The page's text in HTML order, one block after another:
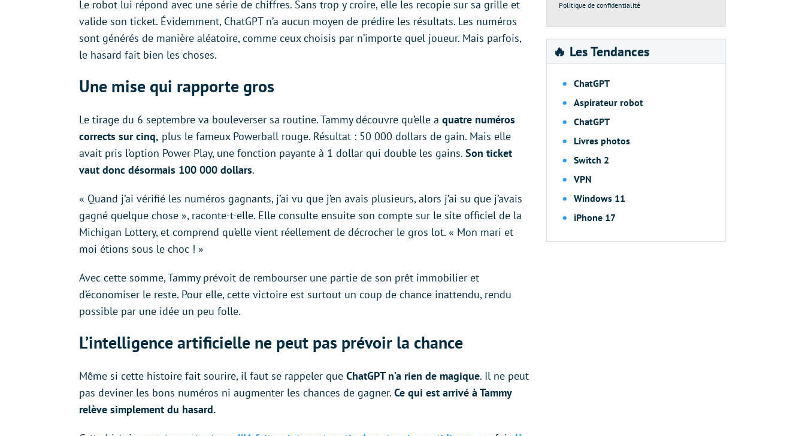
Le robot lui répond avec une série de chiffres. Sans trop y croire, elle les recopie sur sa grille et
valide son ticket. Évidemment, ChatGPT n’a aucun moyen de prédire les résultats. Les numéros
sont générés de manière aléatoire, comme ceux choisis par n’importe quel joueur. Mais parfois,
le hasard fait bien les choses.
Une mise qui rapporte gros
Le tirage du 6 septembre va bouleverser sa routine. Tammy découvre qu’elle a quatre numéros
corrects sur cinq, plus le fameux Powerball rouge. Résultat : 50 000 dollars de gain. Mais elle
avait pris l’option Power Play, une fonction payante à 1 dollar qui double les gains. Son ticket
vaut donc désormais 100 000 dollars.
« Quand j’ai vérifié les numéros gagnants, j’ai vu que j’en avais plusieurs, alors j’ai su que j’avais
gagné quelque chose », raconte-t-elle. Elle consulte ensuite son compte sur le site officiel de la
Michigan Lottery, et comprend qu’elle vient réellement de décrocher le gros lot. « Mon mari et
moi étions sous le choc ! »
Avec cette somme, Tammy prévoit de rembourser une partie de son prêt immobilier et
d’économiser le reste. Pour elle, cette victoire est surtout un coup de chance inattendu, rendu
possible par une idée un peu folle.
L’intelligence artificielle ne peut pas prévoir la chance
Même si cette histoire fait sourire, il faut se rappeler que ChatGPT n’a rien de magique. Il ne peut
pas deviner les bons numéros ni augmenter les chances de gagner. Ce qui est arrivé à Tammy
relève simplement du hasard.
Politique de confidentialité
🔥 Les Tendances
ChatGPT
Aspirateur robot
ChatGPT
Livres photos
Switch 2
VPN
Windows 11
iPhone 17